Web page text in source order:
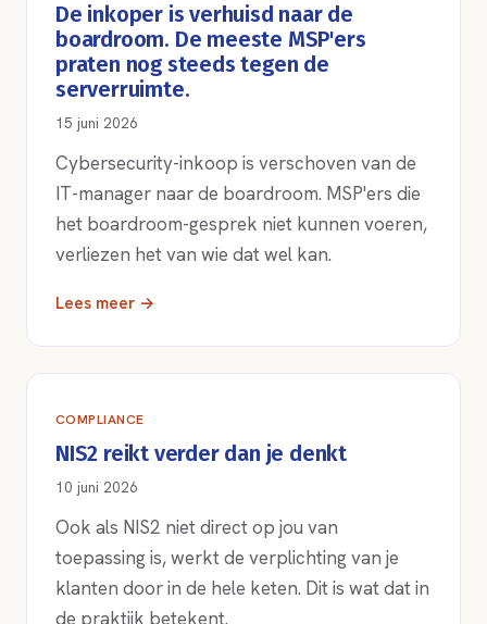
De inkoper is verhuisd naar de
boardroom. De meeste MSP'ers
praten nog steeds tegen de
serverruimte.
15 juni 2026
Cybersecurity-inkoop is verschoven van de
IT-manager naar de boardroom. MSP'ers die
het boardroom-gesprek niet kunnen voeren,
verliezen het van wie dat wel kan.
Lees meer →
COMPLIANCE
NIS2 reikt verder dan je denkt
10 juni 2026
Ook als NIS2 niet direct op jou van
toepassing is, werkt de verplichting van je
klanten door in de hele keten. Dit is wat dat in
de praktijk betekent.